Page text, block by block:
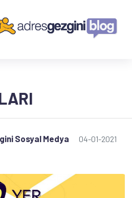
Sosyal Medya
04-01-2021